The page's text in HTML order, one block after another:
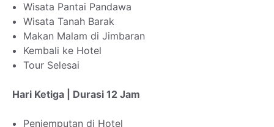
Wisata Pantai Pandawa
Wisata Tanah Barak
Makan Malam di Jimbaran
Kembali ke Hotel
Tour Selesai
Hari Ketiga | Durasi 12 Jam
Penjemputan di Hotel